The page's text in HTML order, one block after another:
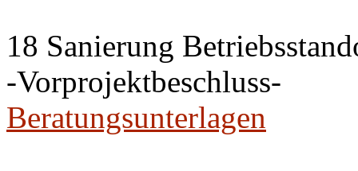
18 Sanierung
-Vorprojektbeschluss-
Beratungsunterlagen